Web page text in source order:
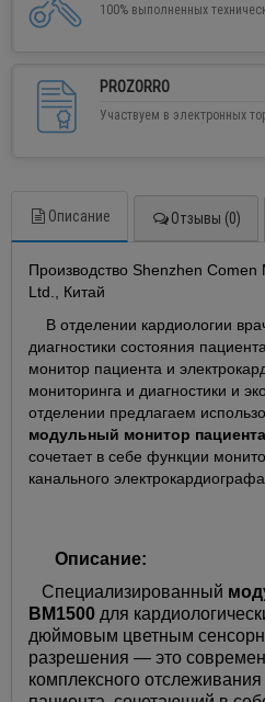
100% выполненных
PROZORRO
Участвуем в электронных
Описание Отзывы (0)
Производство Shenzhen
Ltd., Китай
В отделении кардиологии
диагностики состояния
монитор пациента и
мониторинга и диагностики и
отделении предлагаем
модульный монитор
сочетает в себе функции
канального
Описание:
Специализированный
BM1500 для
дюймовым цветным
разрешения — это
комплексного